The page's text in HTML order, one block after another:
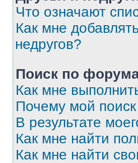
Что означают
Как мне
недругов?
Поиск по
Как мне
Почему мой поиск
В результате
Как мне найти
Как мне найти